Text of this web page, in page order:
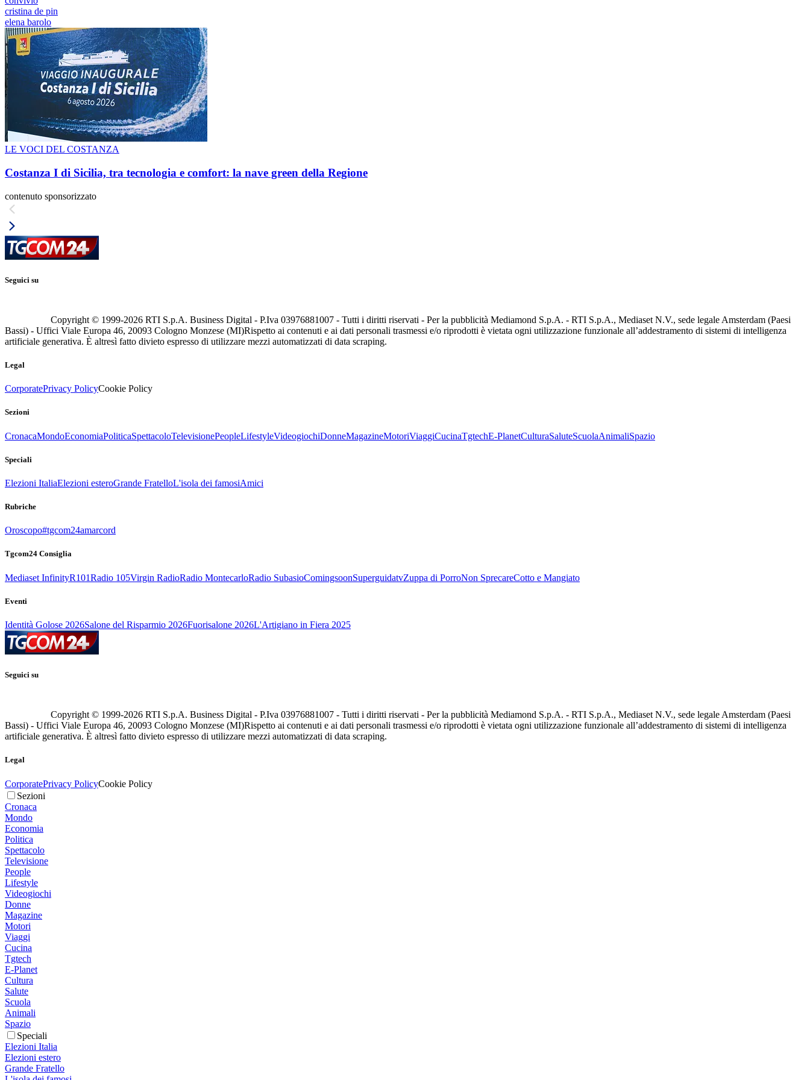
cristina de pin
elena barolo
LE VOCI DEL COSTANZA
Costanza I di Sicilia, tra tecnologia e comfort: la nave green della Regione
contenuto sponsorizzato
Seguici su
Copyright © 1999-2026 RTI S.p.A. Business Digital - P.Iva 03976881007 - Tutti i diritti riservati - Per la pubblicità Mediamond S.p.A. - RTI S.p.A., Mediaset N.V., sede legale Amsterdam (Paesi
Bassi) - Uffici Viale Europa 46, 20093 Cologno Monzese (MI)Rispetto ai contenuti e ai dati personali trasmessi e/o riprodotti è vietata ogni utilizzazione funzionale all’addestramento di sistemi di intelligenza
artificiale generativa. È altresì fatto divieto espresso di utilizzare mezzi automatizzati di data scraping.
Legal
CorporatePrivacy PolicyCookie Policy
Sezioni
CronacaMondoEconomiaPoliticaSpettacoloTelevisionePeopleLifestyleVideogiochiDonneMagazineMotoriViaggiCucinaTgtechE-PlanetCulturaSaluteScuolaAnimaliSpazio
Speciali
Elezioni ItaliaElezioni esteroGrande FratelloL'isola dei famosiAmici
Rubriche
Oroscopo#tgcom24amarcord
Tgcom24 Consiglia
Mediaset InfinityR101Radio 105Virgin RadioRadio MontecarloRadio SubasioComingsoonSuperguidatvZuppa di PorroNon SprecareCotto e Mangiato
Eventi
Identità Golose 2026Salone del Risparmio 2026Fuorisalone 2026L'Artigiano in Fiera 2025
Seguici su
Copyright © 1999-2026 RTI S.p.A. Business Digital - P.Iva 03976881007 - Tutti i diritti riservati - Per la pubblicità Mediamond S.p.A. - RTI S.p.A., Mediaset N.V., sede legale Amsterdam (Paesi
Bassi) - Uffici Viale Europa 46, 20093 Cologno Monzese (MI)Rispetto ai contenuti e ai dati personali trasmessi e/o riprodotti è vietata ogni utilizzazione funzionale all’addestramento di sistemi di intelligenza
artificiale generativa. È altresì fatto divieto espresso di utilizzare mezzi automatizzati di data scraping.
Legal
CorporatePrivacy PolicyCookie Policy
Sezioni
Cronaca
Mondo
Economia
Politica
Spettacolo
Televisione
People
Lifestyle
Videogiochi
Donne
Magazine
Motori
Viaggi
Cucina
Tgtech
E-Planet
Cultura
Salute
Scuola
Animali
Spazio
Speciali
Elezioni Italia
Elezioni estero
Grande Fratello